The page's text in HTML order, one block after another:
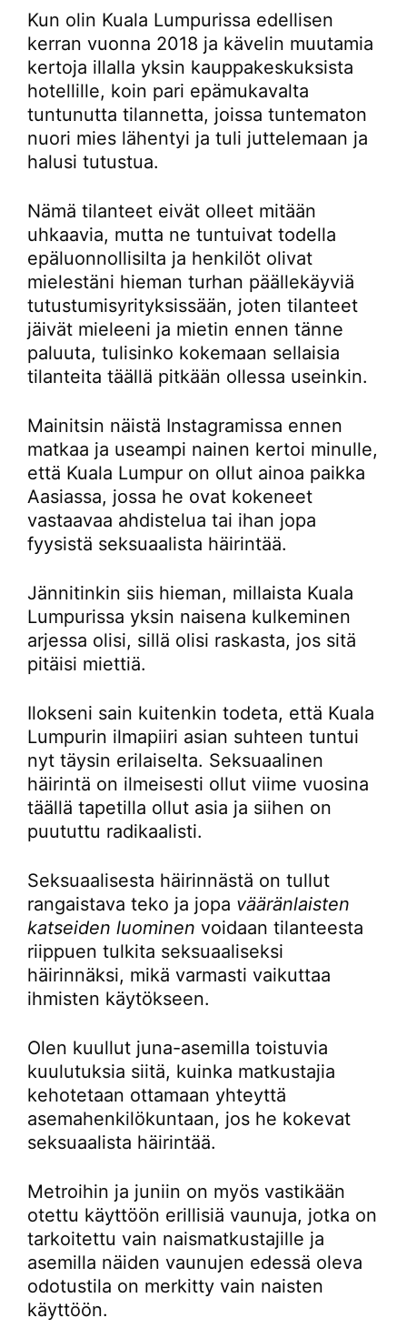
Kun olin Kuala Lumpurissa edellisen
kerran vuonna 2018 ja kävelin muutamia
kertoja illalla yksin kauppakeskuksista
hotellille, koin pari epämukavalta
tuntunutta tilannetta, joissa tuntematon
nuori mies lähentyi ja tuli juttelemaan ja
halusi tutustua.
Nämä tilanteet eivät olleet mitään
uhkaavia, mutta ne tuntuivat todella
epäluonnollisilta ja henkilöt olivat
mielestäni hieman turhan päällekäyviä
tutustumisyrityksissään, joten tilanteet
jäivät mieleeni ja mietin ennen tänne
paluuta, tulisinko kokemaan sellaisia
tilanteita täällä pitkään ollessa useinkin.
Mainitsin näistä Instagramissa ennen
matkaa ja useampi nainen kertoi minulle,
että Kuala Lumpur on ollut ainoa paikka
Aasiassa, jossa he ovat kokeneet
vastaavaa ahdistelua tai ihan jopa
fyysistä seksuaalista häirintää.
Jännitinkin siis hieman, millaista Kuala
Lumpurissa yksin naisena kulkeminen
arjessa olisi, sillä olisi raskasta, jos sitä
pitäisi miettiä.
Ilokseni sain kuitenkin todeta, että Kuala
Lumpurin ilmapiiri asian suhteen tuntui
nyt täysin erilaiselta. Seksuaalinen
häirintä on ilmeisesti ollut viime vuosina
täällä tapetilla ollut asia ja siihen on
puututtu radikaalisti.
Seksuaalisesta häirinnästä on tullut
rangaistava teko ja jopa vääränlaisten
katseiden luominen voidaan tilanteesta
riippuen tulkita seksuaaliseksi
häirinnäksi, mikä varmasti vaikuttaa
ihmisten käytökseen.
Olen kuullut juna-asemilla toistuvia
kuulutuksia siitä, kuinka matkustajia
kehotetaan ottamaan yhteyttä
asemahenkilökuntaan, jos he kokevat
seksuaalista häirintää.
Metroihin ja juniin on myös vastikään
otettu käyttöön erillisiä vaunuja, jotka on
tarkoitettu vain naismatkustajille ja
asemilla näiden vaunujen edessä oleva
odotustila on merkitty vain naisten
käyttöön.